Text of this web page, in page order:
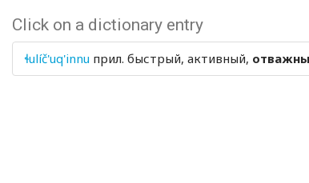
Click on a dictionary entry
ɬulíč'uq'innu прил. быстрый, активный,